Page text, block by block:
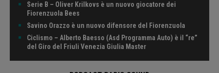
Serie B – Oliver Krilkovs è un nuovo giocatore dei
Fiorenzuola Bees
Savino Orazzo è un nuovo difensore del Fiorenzuola
Ciclismo – Alberto Baesso (Asd Programma Auto) è il “re”
del Giro del Friuli Venezia Giulia Master